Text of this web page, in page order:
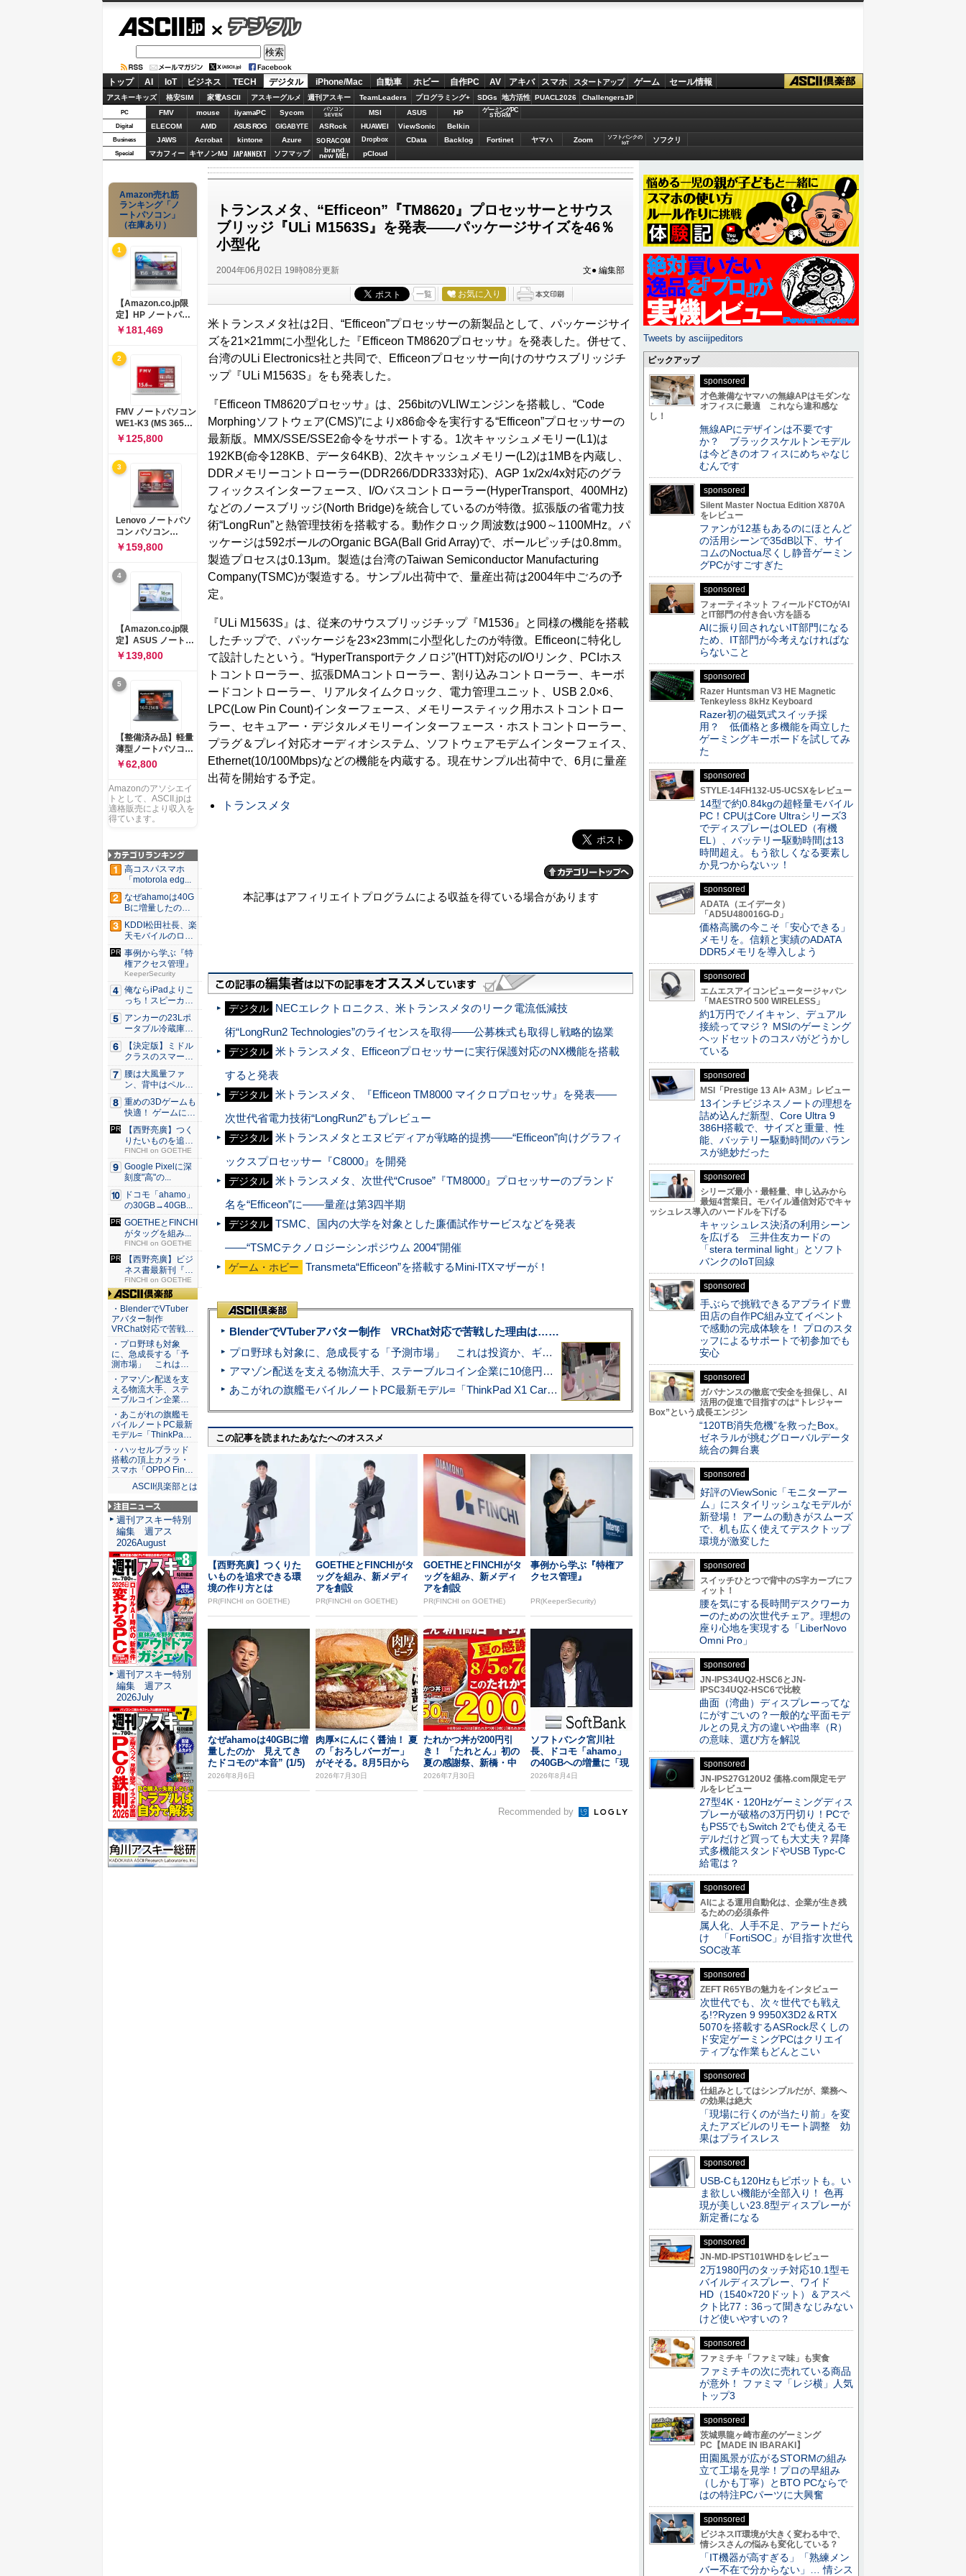
デジタル
トップ AI IoT ビジネス TECH デジタル iPhone/Mac 自動車 ホビー 自作PC AV アキバ スマホ スタートアップ ゲーム セール情報
アスキーキッズ 格安SIM 家電ASCII アスキーグルメ 週刊アスキー TeamLeaders プログラミング+ SDGs 地方活性 PUACL2026 ChallengersJP
PC FMV mouse iiyamaPC Sycom
パソコン
SEVEN
MSI ASUS HP ゲーミングPC
STORM
Digital ELECOM AMD ASUS ROG GIGABYTE ASRock HUAWEI ViewSonic Belkin
Business JAWS Acrobat kintone Azure SORACOM Dropbox CData Backlog Fortinet ヤマハ Zoom
ソフトバンクの
IoT
ソフクリ
Special マカフィー キヤノンMJ JAPANNEXT ソフマップ brand
new ME! pCloud
トランスメタ、“Efficeon”『TM8620』プロセッサーとサウス
ブリッジ『ULi M1563S』を発表――パッケージサイズを46％
小型化
2004年06月02日 19時08分更新 文● 編集部
一覧 お気に入り
米トランスメタ社は2日、“Efficeon”プロセッサーの新製品として、パッケージサイ
ズを21×21mmに小型化した『Efficeon TM8620プロセッサ』を発表した。併せて、
台湾のULi Electronics社と共同で、Efficeonプロセッサー向けのサウスブリッジチ
ップ『ULi M1563S』をも発表した。
『Efficeon TM8620プロセッサ』は、256bitのVLIWエンジンを搭載し、“Code
Morphingソフトウェア(CMS)”によりx86命令を実行する“Efficeon”プロセッサーの
最新版。MMX/SSE/SSE2命令をサポートする。1次キャッシュメモリー(L1)は
192KB(命令128KB、データ64KB)、2次キャッシュメモリー(L2)は1MBを内蔵し、
DDRメモリーコントローラー(DDR266/DDR333対応)、AGP 1x/2x/4x対応のグラ
フィックスインターフェース、I/Oバスコントローラー(HyperTransport、400MHz)
などのノースブリッジ(North Bridge)を統合しているのが特徴。拡張版の省電力技
術“LongRun”と熱管理技術を搭載する。動作クロック周波数は900～1100MHz。パ
ッケージは592ボールのOrganic BGA(Ball Grid Array)で、ボールピッチは0.8mm。
製造プロセスは0.13μm。製造は台湾のTaiwan Semiconductor Manufacturing
Company(TSMC)が製造する。サンプル出荷中で、量産出荷は2004年中ごろの予
定。
『ULi M1563S』は、従来のサウスブリッジチップ『M1536』と同様の機能を搭載
したチップで、パッケージを23×23mmに小型化したのが特徴。Efficeonに特化し
て設計したという。“HyperTransportテクノロジ”(HTT)対応のI/Oリンク、PCIホス
トコントローラー、拡張DMAコントローラー、割り込みコントローラー、キーボ
ードコントローラー、リアルタイムクロック、電力管理ユニット、USB 2.0×6、
LPC(Low Pin Count)インターフェース、メモリースティック用ホストコントロー
ラー、セキュアー・デジタルメモリーインターフェース・ホストコントローラー、
プラグ＆プレイ対応オーディオシステム、ソフトウェアモデムインターフェイス、
Ethernet(10/100Mbps)などの機能を内蔵する。現在サンプル出荷中で、6月に量産
出荷を開始する予定。
トランスメタ
本記事はアフィリエイトプログラムによる収益を得ている場合があります
デジタル
NECエレクトロニクス、米トランスメタのリーク電流低減技
術“LongRun2 Technologies”のライセンスを取得――公募株式も取得し戦略的協業
デジタル 米トランスメタ、Efficeonプロセッサーに実行保護対応のNX機能を搭載
すると発表
デジタル 米トランスメタ、『Efficeon TM8000 マイクロプロセッサ』を発表――
次世代省電力技術“LongRun2”もプレビュー
デジタル 米トランスメタとエヌビディアが戦略的提携――“Efficeon”向けグラフィ
ックスプロセッサー『C8000』を開発
デジタル 米トランスメタ、次世代“Crusoe”『TM8000』プロセッサーのブランド
名を“Efficeon”に――量産は第3四半期
デジタル TSMC、国内の大学を対象とした廉価試作サービスなどを発表
――“TSMCテクノロジーシンポジウム 2004”開催
ゲーム・ホビー Transmeta“Efficeon”を搭載するMini-ITXマザーが！
BlenderでVTuberアバター制作 VRChat対応で苦戦した理由は……
プロ野球も対象に、急成長する「予測市場」 これは投資か、ギャンブルか
アマゾン配送を支える物流大手、ステーブルコイン企業に10億円投資のワケ
あこがれの旗艦モバイルノートPC最新モデル=「ThinkPad X1 Carbon Gen 14 Aura Edition」実機レビュー
この記事を読まれたあなたへのオススメ
【西野亮廣】つくりた
いものを追求できる環
境の作り方とは
PR(FINCHI on GOETHE)
GOETHEとFINCHIがタ
ッグを組み、新メディ
アを創設
PR(FINCHI on GOETHE)
GOETHEとFINCHIがタ
ッグを組み、新メディ
アを創設
PR(FINCHI on GOETHE)
事例から学ぶ『特権ア
クセス管理』
PR(KeeperSecurity)
なぜahamoは40GBに増
量したのか 見えてき
たドコモの“本音” (1/5)
2026年8月6日
肉厚×にんにく醤油！ 夏
の「おろしバーガー」
がそそる。8月5日から
2026年7月30日
たれかつ丼が200円引
き！ 「たれとん」初の
夏の感謝祭、新橋・中
野北口で開催
2026年7月30日
ソフトバンク宮川社
長、ドコモ「ahamo」
の40GBへの増量に「現
時点では追従し...
2026年8月4日
Recommended by
Amazon売れ筋
ランキング「ノ
ートパソコン」
（在庫あり）
1
【Amazon.co.jp限
定】HP ノートパソ
コン 15-fd 15.6イン
チ インテル Core 5
120U メモリ16GB
SSD512GB
Windows 11
Microsoft Office
2024搭載 WPS
Office搭載 カメラシ
ャッター 指紋認証 薄
型 Copilotキー搭載
ナチュラルシルバー
￥181,469
2
FMV ノートパソコン
WE1-K3 (MS 365
Personal/Copilotキ
ー搭載/Win 11/15.6
型/Core
i5/16GB/SSD
512GB/ホワイト)
FMVWK3E15W_AZ
￥125,800
3
Lenovo ノートパソ
コン パソコン
IdeaPad Slim 3 14.0
インチ AMD
Ryzen™ 5 8640HS
メモリ16GB
SSD512GB
Microsoft 365 試用
版 Windows11 バッ
テリー駆動12.6時間
重量1.39kg ルナグレ
ー 83K9003JJP ノー
トPC
￥159,800
4
【Amazon.co.jp限
定】ASUS ノートパ
ソコン Vivobook 15
M1502NAQ 15.6イ
ンチ AMD Ryzen 7
170 メモリ16GB
SSD 512GB
Microsoft 365
Personal (24か月版)
搭載 Windows 11 重
量1.7kg Wi-Fi 6E ク
ワイエットブルー
M1502NAQ-
￥139,800
5
【整備済み品】軽量
薄型ノートパソコン
dynabook G83 ■
13.3型
FHD(1920x1080) -
高性能第11世代Core
i5-1135G7 - メモリ
16GB - SSD 256GB
USB Type-C - MS
Office 2021 - Win11
搭載
￥62,800
Amazonのアソシエイ
トとして、ASCII.jpは
適格販売により収入を
得ています。
高コスパスマホ
「motorola edg...
なぜahamoは40G
Bに増量したの
か ...
KDDI松田社長、楽
天モバイルのロー
ミン...
事例から学ぶ『特
権アクセス管理』
KeeperSecurity
俺ならiPadよりこ
っち！スピーカー
9個...
アンカーの23Lポ
ータブル冷蔵庫が
Ama...
【決定版】ミドル
クラスのスマート
フォンの...
腰は大風量ファ
ン、背中はペルチ
ェ冷却。ダ...
重めの3Dゲームも
快適！ ゲームに強
いH...
【西野亮廣】つく
りたいものを追求
できる環...
FINCHI on GOETHE
Google Pixelに深
刻度"高"の...
ドコモ「ahamo」
の30GB→40GB...
GOETHEとFINCHI
がタッグを組み...
FINCHI on GOETHE
【西野亮廣】ビジ
ネス書最新刊『北
極星 僕...
FINCHI on GOETHE
ASCII倶楽部
・BlenderでVTuber
アバター制作
VRChat対応で苦戦…
・プロ野球も対象
に、急成長する「予
測市場」 これは…
・アマゾン配送を支
える物流大手、ステ
ーブルコイン企業…
・あこがれの旗艦モ
バイルノートPC最新
モデル=「ThinkPa…
・ハッセルブラッド
搭載の頂上カメラ・
スマホ「OPPO Fin…
ASCII倶楽部とは
注目ニュース
週刊アスキー特別
編集 週アス
2026August
週刊アスキー特別
編集 週アス
2026July
Tweets by asciijpeditors
ピックアップ
sponsored
才色兼備なヤマハの無線APはモダンな
オフィスに最適 これなら違和感な
し！
無線APにデザインは不要です
か？ ブラックスケルトンモデル
は今どきのオフィスにめちゃなじ
むんです
sponsored
Silent Master Noctua Edition X870A
をレビュー
ファンが12基もあるのにほとんど
の活用シーンで35dB以下、サイ
コムのNoctua尽くし静音ゲーミン
グPCがすごすぎた
sponsored
フォーティネット フィールドCTOがAI
とIT部門の付き合い方を語る
AIに振り回されないIT部門になる
ため、IT部門が今考えなければな
らないこと
sponsored
Razer Huntsman V3 HE Magnetic
Tenkeyless 8kHz Keyboard
Razer初の磁気式スイッチ採
用？ 低価格と多機能を両立した
ゲーミングキーボードを試してみ
た
sponsored
STYLE-14FH132-U5-UCSXをレビュー
14型で約0.84kgの超軽量モバイル
PC！CPUはCore Ultraシリーズ3
でディスプレーはOLED（有機
EL）、バッテリー駆動時間は13
時間超え。もう欲しくなる要素し
か見つからないッ！
sponsored
ADATA（エイデータ）
「AD5U480016G-D」
価格高騰の今こそ「安心できる」
メモリを。信頼と実績のADATA
DDR5メモリを導入しよう
sponsored
エムエスアイコンピュータージャパン
「MAESTRO 500 WIRELESS」
約1万円でノイキャン、デュアル
接続ってマジ？ MSIのゲーミング
ヘッドセットのコスパがどうかし
ている
sponsored
MSI「Prestige 13 AI+ A3M」レビュー
13インチビジネスノートの理想を
詰め込んだ新型、Core Ultra 9
386H搭載で、サイズと重量、性
能、バッテリー駆動時間のバラン
スが絶妙だった
sponsored
シリーズ最小・最軽量、申し込みから
最短4営業日。モバイル通信対応でキャ
ッシュレス導入のハードルを下げる
キャッシュレス決済の利用シーン
を広げる 三井住友カードの
「stera terminal light」とソフト
バンクのIoT回線
sponsored
手ぶらで挑戦できるアプライド豊
田店の自作PC組み立てイベント
で感動の完成体験を！ プロのスタ
ッフによるサポートで初参加でも
安心
sponsored
ガバナンスの徹底で安全を担保し、AI
活用の促進で目指すのは“トレジャー
Box”という成長エンジン
“120TB消失危機”を救ったBox。
ゼネラルが挑むグローバルデータ
統合の舞台裏
sponsored
好評のViewSonic「モニターアー
ム」にスタイリッシュなモデルが
新登場！ アームの動きがスムーズ
で、机も広く使えてデスクトップ
環境が激変した
sponsored
スイッチひとつで背中のS字カーブにフ
ィット！
腰を気にする長時間デスクワーカ
ーのための次世代チェア。理想の
座り心地を実現する「LiberNovo
Omni Pro」
sponsored
JN-IPS34UQ2-HSC6とJN-
IPSC34UQ2-HSC6で比較
曲面（湾曲）ディスプレーってな
にがすごいの？一般的な平面モデ
ルとの見え方の違いや曲率（R）
の意味、選び方を解説
sponsored
JN-IPS27G120U2 価格.com限定モデ
ルをレビュー
27型4K・120Hzゲーミングディス
プレーが破格の3万円切り！PCで
もPS5でもSwitch 2でも使えるモ
デルだけど買っても大丈夫？昇降
式多機能スタンドやUSB Typc-C
給電は？
sponsored
AIによる運用自動化は、企業が生き残
るための必須条件
属人化、人手不足、アラートだら
け 「FortiSOC」が目指す次世代
SOC改革
sponsored
ZEFT R65YBの魅力をインタビュー
次世代でも、次々世代でも戦え
る!?Ryzen 9 9950X3D2＆RTX
5070を搭載するASRock尽くしの
ド安定ゲーミングPCはクリエイ
ティブな作業もどんとこい
sponsored
仕組みとしてはシンプルだが、業務へ
の効果は絶大
「現場に行くのが当たり前」を変
えたアズビルのリモート調整 効
果はプライスレス
sponsored
USB-Cも120Hzもピボットも。い
ま欲しい機能が全部入り！ 色再
現が美しい23.8型ディスプレーが
新定番になる
sponsored
JN-MD-IPST101WHDをレビュー
2万1980円のタッチ対応10.1型モ
バイルディスプレー、ワイド
HD（1540×720ドット）＆アスペ
クト比77：36って聞きなじみない
けど使いやすいの？
sponsored
ファミチキ「ファミマ味」も実食
ファミチキの次に売れている商品
が意外！ ファミマ「レジ横」人気
トップ3
sponsored
茨城県龍ヶ崎市産のゲーミング
PC【MADE IN IBARAKI】
田園風景が広がるSTORMの組み
立て工場を見学！プロの早組み
（しかも丁寧）とBTO PCならで
はの特注PCパーツに大興奮
sponsored
ビジネスIT環境が大きく変わる中で、
情シスさんの悩みも変化している？
「IT機器が高すぎる」「熟練メン
バー不在で分からない」… 情シス